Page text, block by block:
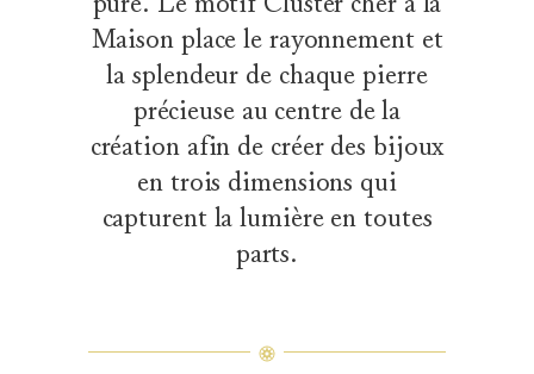
Maison place le rayonnement et
la splendeur de chaque pierre
précieuse au centre de la
création afin de créer des bijoux
en trois dimensions qui
capturent la lumière en toutes
parts.